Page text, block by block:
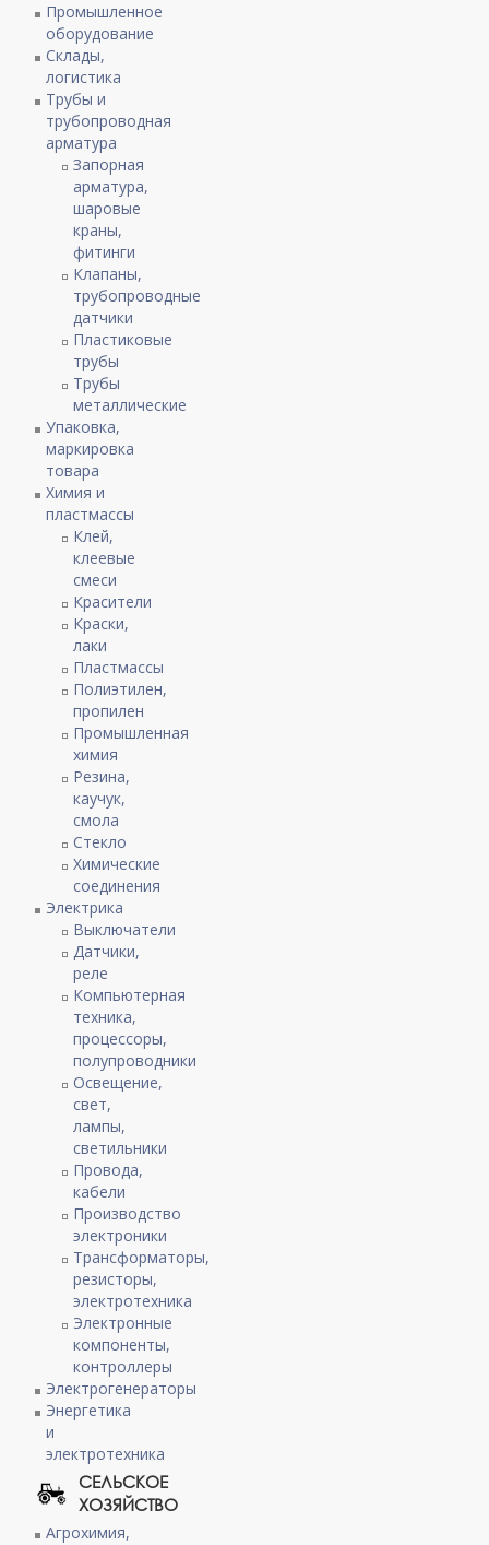
Промышленное
оборудование
Склады,
логистика
Трубы и
трубопроводная
арматура
Запорная
арматура,
шаровые
краны,
фитинги
Клапаны,
трубопроводные
датчики
Пластиковые
трубы
Трубы
металлические
Упаковка,
маркировка
товара
Химия и
пластмассы
Клей,
клеевые
смеси
Красители
Краски,
лаки
Пластмассы
Полиэтилен,
пропилен
Промышленная
химия
Резина,
каучук,
смола
Стекло
Химические
соединения
Электрика
Выключатели
Датчики,
реле
Компьютерная
техника,
процессоры,
полупроводники
Освещение,
свет,
лампы,
светильники
Провода,
кабели
Производство
электроники
Трансформаторы,
резисторы,
электротехника
Электронные
компоненты,
контроллеры
Электрогенераторы
Энергетика
и
электротехника
СЕЛЬСКОЕ
ХОЗЯЙСТВО
Агрохимия,